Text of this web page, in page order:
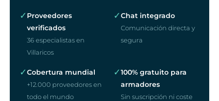
✓ Proveedores
verificados
36 especialistas en
Villaricos
✓Chat integrado
Comunicación directa y
segura
✓Cobertura mundial
+12.000 proveedores en
todo el mundo
✓100% gratuito para
armadores
Sin suscripción ni coste